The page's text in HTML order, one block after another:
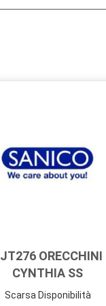
ORECCHINI
CYNTHIA SS
Scarsa Disponibilità